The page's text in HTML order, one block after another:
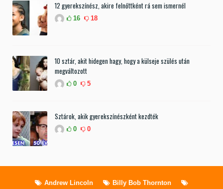
12 gyerekszínész, akire felnőttként rá sem ismernél
16 18
10 sztár, akit hidegen hagy, hogy a külseje szülés után
megváltozott
0 5
Sztárok, akik gyerekszínészként kezdték
0 0
Andrew Lincoln Billy Bob Thornton